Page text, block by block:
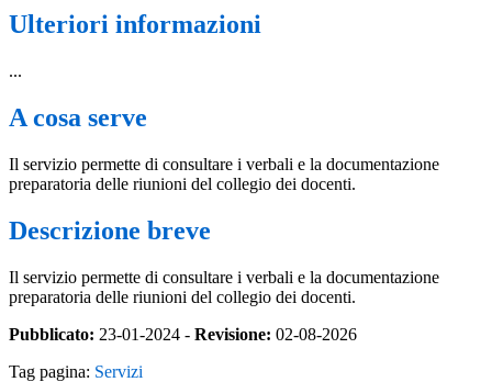
Ulteriori informazioni
...
A cosa serve
Il servizio permette di consultare i verbali e la documentazione
preparatoria delle riunioni del collegio dei docenti.
Descrizione breve
Il servizio permette di consultare i verbali e la documentazione
preparatoria delle riunioni del collegio dei docenti.
Pubblicato: 23-01-2024 - Revisione: 02-08-2026
Tag pagina: Servizi